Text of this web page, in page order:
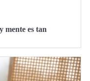
mente es tan